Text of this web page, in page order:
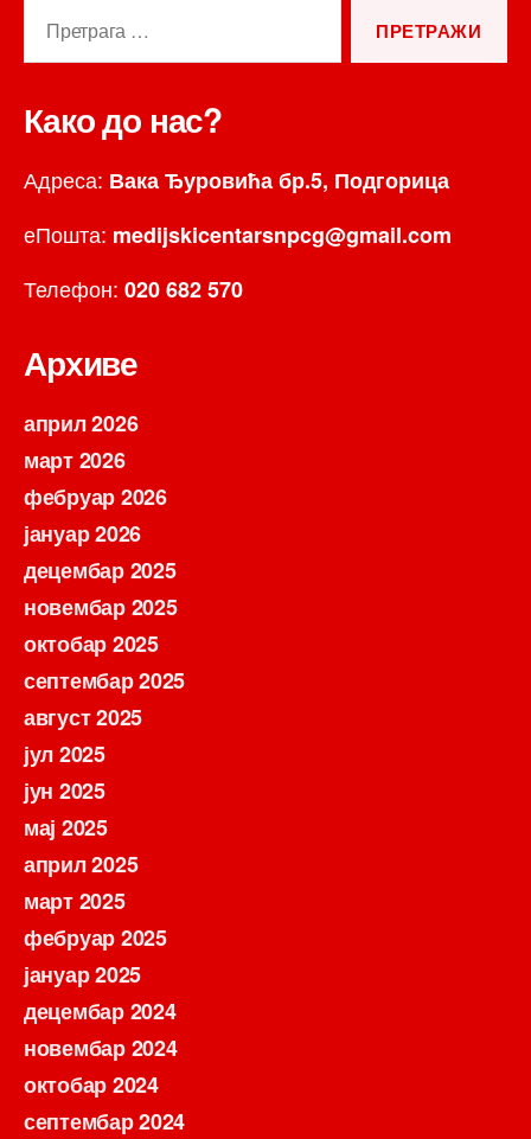
Како до нас?
Адреса: Вака Ђуровића бр.5, Подгорица
еПошта: medijskicentarsnpcg@gmail.com
Телефон: 020 682 570
Архиве
април 2026
март 2026
фебруар 2026
јануар 2026
децембар 2025
новембар 2025
октобар 2025
септембар 2025
август 2025
јул 2025
јун 2025
мај 2025
април 2025
март 2025
фебруар 2025
јануар 2025
децембар 2024
новембар 2024
октобар 2024
септембар 2024